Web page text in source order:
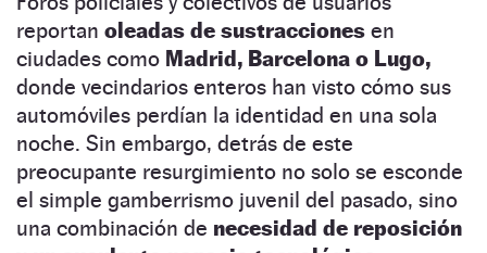
reportan oleadas de sustracciones en
ciudades como Madrid, Barcelona o Lugo,
donde vecindarios enteros han visto cómo sus
automóviles perdían la identidad en una sola
noche. Sin embargo, detrás de este
preocupante resurgimiento no solo se esconde
el simple gamberrismo juvenil del pasado, sino
una combinación de necesidad de reposición